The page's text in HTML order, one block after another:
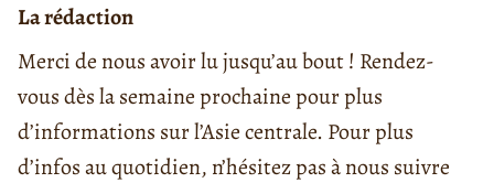
La rédaction
Merci de nous avoir lu jusqu’au bout ! Rendez-
vous dès la semaine prochaine pour plus
d’informations sur l’Asie centrale. Pour plus
d’infos au quotidien, n’hésitez pas à nous suivre